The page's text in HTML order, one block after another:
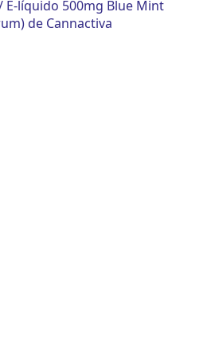
E-líquido 500mg Blue Mint
de Cannactiva